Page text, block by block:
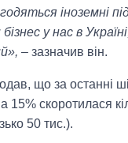
іноземні
у нас в
– зазначив він.
що за останні
15% скоротилася
50 тис.).